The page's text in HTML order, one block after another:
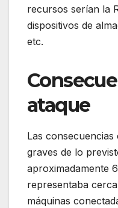
recursos serían la
dispositivos de
etc.
ataque
Las
graves de lo
aproximadamente
representaba
máquinas